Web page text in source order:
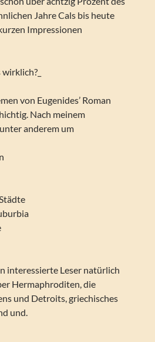
Jahre Cals bis heute
Impressionen
von Eugenides’ Roman
Nach meinem
anderem um
interessierte Leser natürlich
Hermaphroditen, die
und Detroits, griechisches
und.